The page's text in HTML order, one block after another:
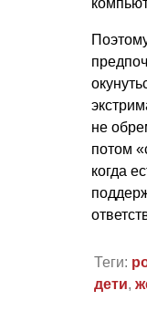
не
потом
когда
Теги:
дети,